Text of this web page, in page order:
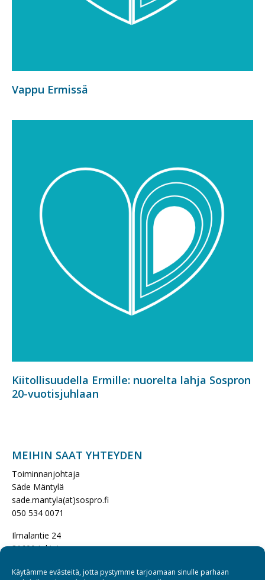
Käytämme evästeitä, jotta pystymme tarjoamaan sinulle parhaan
Vappu Ermissä
Kiitollisuudella Ermille: nuorelta lahja Sospron
20-vuotisjuhlaan
MEIHIN SAAT YHTEYDEN
Toiminnanjohtaja
Säde Mäntylä
sade.mantyla(at)sospro.fi
050 534 0071
Ilmalantie 24
31600 Jokioinen